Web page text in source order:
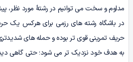
مداوم و سخت می توانیم در رشتۀ مورد نظر،
در باشگاه رشته های رزمی برای هرکس یک
حریف تمرینی قوی تر بوده و حمله های
به هدف خود نزدیک تر می شود؛ حتی گاهی